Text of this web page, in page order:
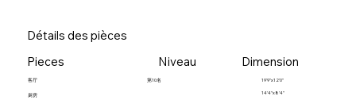
Détails des pièces
Pieces
客厅
厨房
Niveau
第10名
Dimension
19'9"x12'0"
14'4"x8'4"